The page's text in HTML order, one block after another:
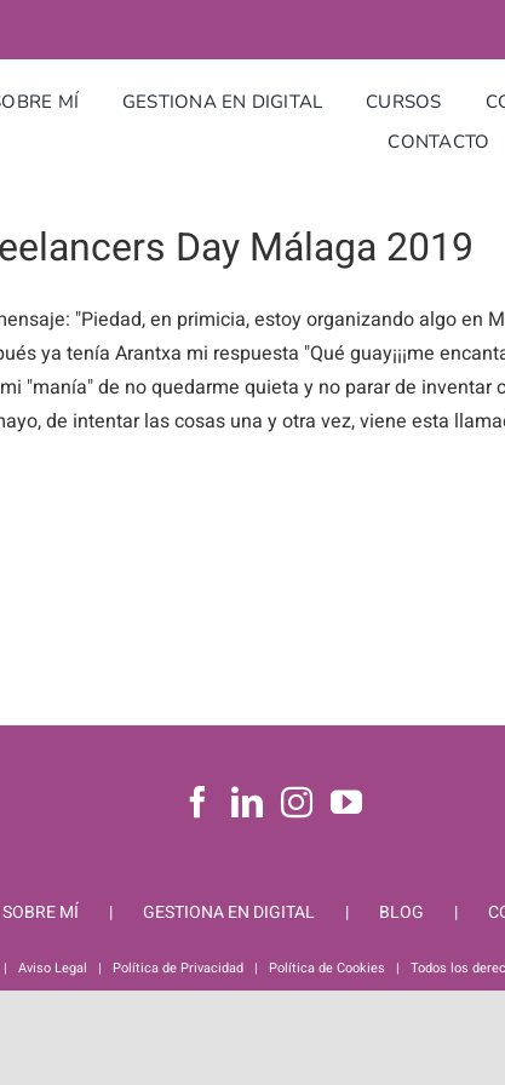
MÍ GESTIONA EN DIGITAL CURSOS
CONTACTO
Day Málaga 2019
"Piedad, en primicia, estoy organizando algo en
ya tenía Arantxa mi respuesta "Qué guay¡¡¡me
"manía" de no quedarme quieta y no parar de inventar
de intentar las cosas una y otra vez, viene esta
SOBRE MÍ GESTIONA EN DIGITAL BLOG
| Aviso Legal | Política de Privacidad| Política de Cookies | Todos los